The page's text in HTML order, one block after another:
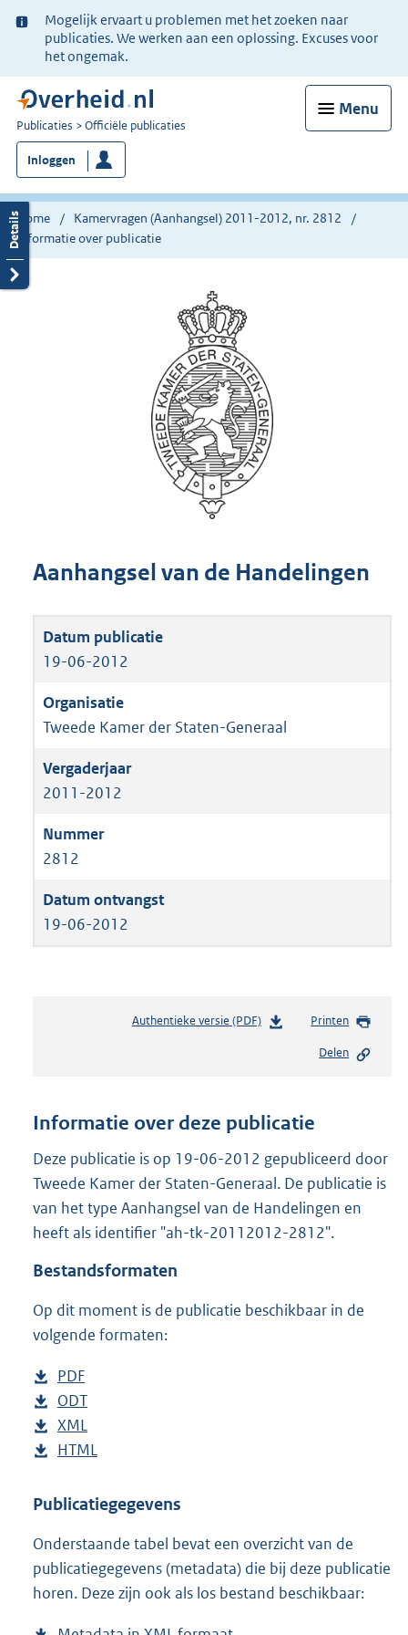
Ter
informatie:
Mogelijk ervaart u problemen met het zoeken naar
publicaties. We werken aan een oplossing. Excuses voor
het ongemak.
Menu
U
bent
nu
hier:
Publicaties Officiële publicaties
Inloggen
Home
Kamervragen (Aanhangsel) 2011-2012, nr. 2812
Informatie over publicatie
Aanhangsel van de Handelingen
19-06-2012
Tweede Kamer der Staten-Generaal
2011-2012
2812
19-06-2012
Authentieke versie (PDF)b
n
s
r
o
o
:
Printen
Delen
Informatie over deze publicatie
Deze publicatie is op 19-06-2012 gepubliceerd door
Tweede Kamer der Staten-Generaal. De publicatie is
van het type Aanhangsel van de Handelingen en
heeft als identifier "ah-tk-20112012-2812".
Bestandsformaten
Op dit moment is de publicatie beschikbaar in de
volgende formaten:
D
o
w
n
o
d
p
u
PDF
e
s
t
n
s
g
r
D
o
w
l
a
d
p
ODT
s
a
d
s
g
D
o
n
o
a
d
XML
e
t
n
d
s
D
w
l
o
a
HTML
s
a
n
d
Publicatiegegevens
Onderstaande tabel bevat een overzicht van de
publicatiegegevens (metadata) die bij deze publicatie
horen. Deze zijn ook als los bestand beschikbaar: